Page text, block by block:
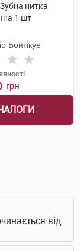
нитка
1 шт
Бонтікуе
грн
від